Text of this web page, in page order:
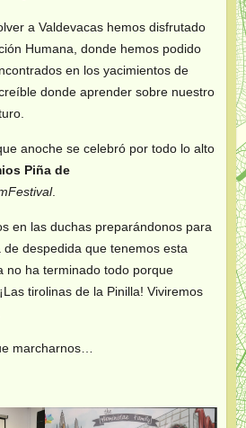
a Valdevacas hemos disfrutado
Humana, donde hemos podido
en los yacimientos de
donde aprender sobre nuestro
anoche se celebró por todo lo alto
Piña de
.
en las duchas preparándonos para
despedida que tenemos esta
no ha terminado todo porque
tirolinas de la Pinilla! Viviremos
marcharnos…